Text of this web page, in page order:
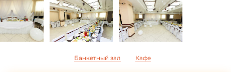
Банкетный зал Кафе